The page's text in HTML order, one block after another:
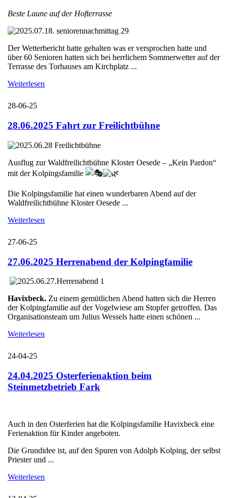
Beste Laune auf der Hofterrasse
Der Wetterbericht hatte gehalten was er versprochen hatte und
über 60 Senioren hatten sich bei herrlichem Sommerwetter auf der
Terrasse des Torhauses am Kirchplatz ...
Weiterlesen
28-06-25
28.06.2025 Fahrt zur Freilichtbühne
Ausflug zur Waldfreilichtbühne Kloster Oesede – „Kein Pardon“
mit der Kolpingsfamilie
Die Kolpingsfamilie hat einen wunderbaren Abend auf der
Waldfreilichtbühne Kloster Oesede ...
Weiterlesen
27-06-25
27.06.2025 Herrenabend der Kolpingfamilie
Havixbeck. Zu einem gemütlichen Abend hatten sich die Herren
der Kolpingfamilie auf der Vogelwiese am Stopfer getroffen. Das
Organisationsteam um Julius Wessels hatte einen schönen ...
Weiterlesen
24-04-25
24.04.2025 Osterferienaktion beim
Steinmetzbetrieb Fark
Auch in den Osterferien hat die Kolpingsfamilie Havixbeck eine
Ferienaktion für Kinder angeboten.
Die Grundidee ist, auf den Spuren von Adolph Kolping, der selbst
Priester und ...
Weiterlesen